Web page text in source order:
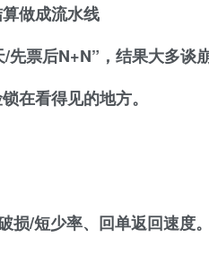
做成流水线
先票后N+N” ，结果大多谈崩
在看得见的地方。
损/短少率、回单返回速度